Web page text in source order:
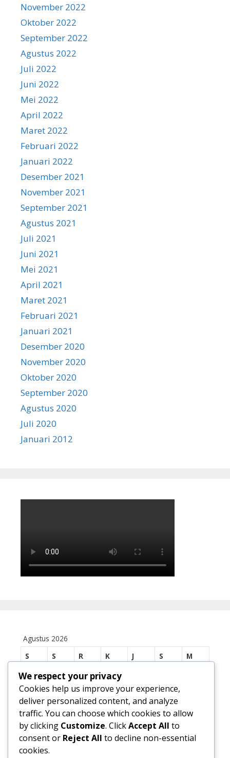
November 2022
Oktober 2022
September 2022
Agustus 2022
Juli 2022
Juni 2022
Mei 2022
April 2022
Maret 2022
Februari 2022
Januari 2022
Desember 2021
November 2021
September 2021
Agustus 2021
Juli 2021
Juni 2021
Mei 2021
April 2021
Maret 2021
Februari 2021
Januari 2021
Desember 2020
November 2020
Oktober 2020
September 2020
Agustus 2020
Juli 2020
Januari 2012
Agustus 2026
S
S R K J S
M
3
4 5 6 8
10
11 12 13 14 15
16
17
18 19 20 21 22
24
We respect your privacy
Cookies help us improve your experience,
deliver personalized content, and analyze
traffic. You can choose which cookies to allow
by clicking Customize. ClickAccept All to
consent or Reject All to decline non-essential
cookies.